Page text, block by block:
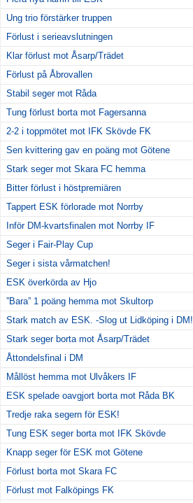
Ung trio förstärker truppen
Förlust i serieavslutningen
Klar förlust mot Åsarp/Trädet
Förlust på Åbrovallen
Stabil seger mot Råda
Tung förlust borta mot Fagersanna
2-2 i toppmötet mot IFK Skövde FK
Sen kvittering gav en poäng mot Götene
Stark seger mot Skara FC hemma
Bitter förlust i höstpremiären
Tappert ESK förlorade mot Norrby
Inför DM-kvartsfinalen mot Norrby IF
Seger i Fair-Play Cup
Seger i sista vårmatchen!
ESK överkörda av Hjo
”Bara” 1 poäng hemma mot Skultorp
Stark match av ESK. -Slog ut Lidköping i DM!
Stark seger borta mot Åsarp/Trädet
Åttondelsfinal i DM
Mållöst hemma mot Ulvåkers IF
ESK spelade oavgjort borta mot Råda BK
Tredje raka segern för ESK!
Tung ESK seger borta mot IFK Skövde
Knapp seger för ESK mot Götene
Förlust borta mot Skara FC
Förlust mot Falköpings FK